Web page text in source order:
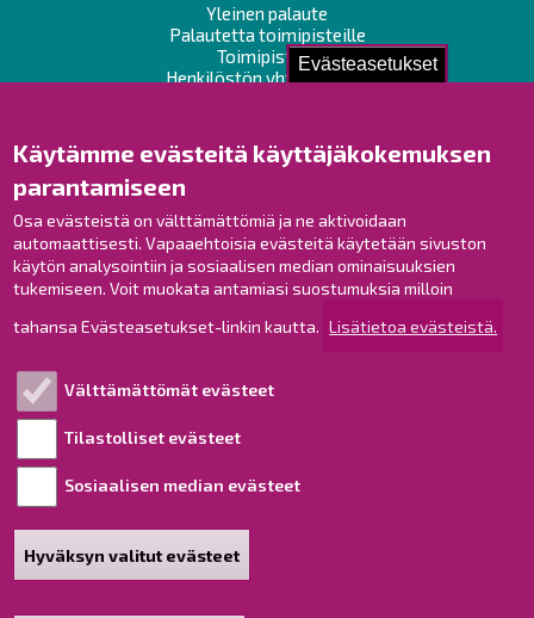
Evästeasetukset
Käytämme evästeitä käyttäjäkokemuksen
parantamiseen
Osa evästeistä on välttämättömiä ja ne aktivoidaan
automaattisesti. Vapaaehtoisia evästeitä käytetään sivuston
käytön analysointiin ja sosiaalisen median ominaisuuksien
tukemiseen. Voit muokata antamiasi suostumuksia milloin
tahansa Evästeasetukset-linkin kautta. Lisätietoa evästeistä.
Välttämättömät evästeet
Tilastolliset evästeet
Sosiaalisen median evästeet
Hyväksyn valitut evästeet
Yleinen palaute
Palautetta toimipisteille
Toimipisteet
Henkilöstön yhteystiedot
Raahe Facebookissa
Raahe Instagramissa
Raahe LinkedInissä
Raahe YouTubessa
Esityslistat ja pöytäkirjat
Viranhaltijapäätökset
Saavutettavuusseloste